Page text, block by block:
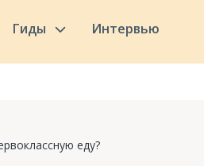
Гиды Интервью
еду?